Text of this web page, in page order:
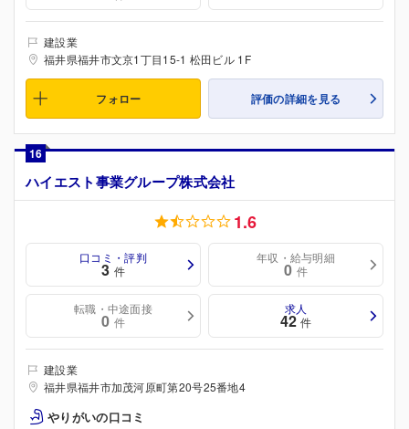
建設業
福井県福井市文京1丁目15-1 松田ビル 1F
フォロー 評価の詳細を見る
16
ハイエスト事業グループ株式会社
1.6
口コミ・評判
3 件
年収・給与明細
0 件
転職・中途面接
0 件
求人
42 件
建設業
福井県福井市加茂河原町第20号25番地4
やりがいの口コミ